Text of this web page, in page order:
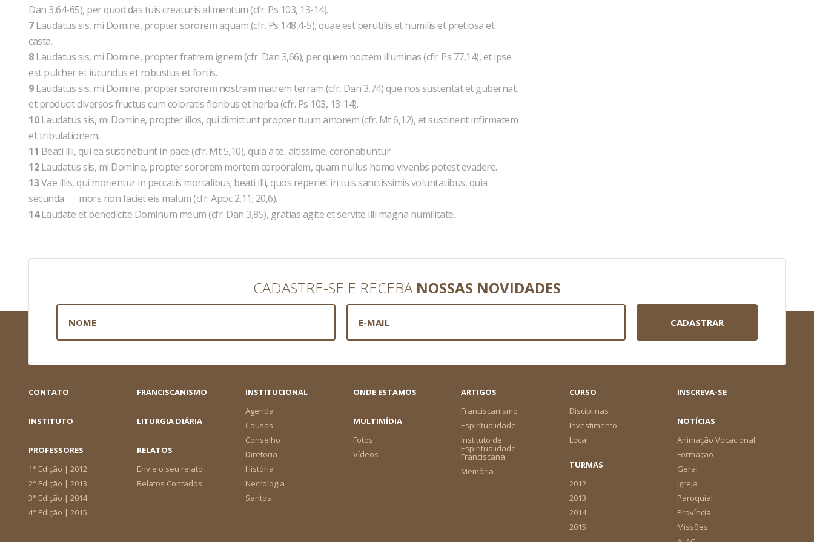
Dan 3,64-65), per quod das tuis creaturis alimentum (cfr. Ps 103, 13-14).
7Laudatus sis, mi Domine, propter sororem aquam (cfr. Ps 148,4-5), quae est perutilis et humilis et pretiosa et
casta.
8Laudatus sis, mi Domine, propter fratrem ignem (cfr. Dan 3,66), per quem noctem illuminas (cfr. Ps 77,14), et ipse
est pulcher et iucundus et robustus et fortis.
9Laudatus sis, mi Domine, propter sororem nostram matrem terram (cfr. Dan 3,74) que nos sustentat et gubernat,
et producit diversos fructus cum coloratis floribus et herba (cfr. Ps 103, 13-14).
10Laudatus sis, mi Domine, propter illos, qui dimittunt propter tuum amorem (cfr. Mt 6,12), et sustinent infirmatem
et tribulationem.
11 Beati illi, qui ea sustinebunt in pace (cfr. Mt 5,10), quia a te, altissime, coronabuntur.
12Laudatus sis, mi Domine, propter sororem mortem corporalem, quam nullus homo vivenbs potest evadere.
13Vae illis, qui morientur in peccatis mortalibus; beati illi, quos reperiet in tuis sanctissimis voluntatibus, quia
secunda mors non faciet eis malum (cfr. Apoc 2,11; 20,6).
14Laudate et benedicite Dominum meum (cfr. Dan 3,85), gratias agite et servite illi magna humilitate.
CADASTRE-SE E RECEBA NOSSAS NOVIDADES
CADASTRAR
CONTATO FRANCISCANISMO
INSTITUCIONAL
Agenda
Causas
Conselho
Diretoria
História
Necrologia
Santos
ONDE ESTAMOS
ARTIGOS
Franciscanismo
Espiritualidade
Instituto de
Espiritualidade
Franciscana
Memória
CURSO
Disciplinas
Investimento
Local
INSCREVA-SE
INSTITUTO LITURGIA DIÁRIA
MULTIMÍDIA
Fotos
Vídeos
NOTÍCIAS
Animação Vocacional
Formação
Geral
Igreja
Paroquial
Província
Missões
PROFESSORES
1° Edição | 2012
2° Edição | 2013
3° Edição | 2014
4° Edição | 2015
RELATOS
Envie o seu relato
Relatos Contados
TURMAS
2012
2013
2014
2015